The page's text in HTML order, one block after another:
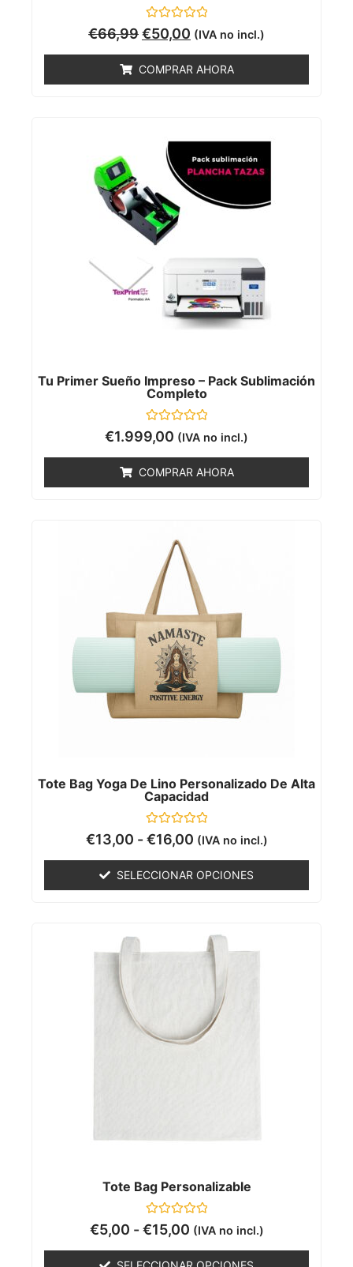
Valorado
con
5
€66,99€50,00 (IVA no incl.)
COMPRAR AHORA
Tu Primer Sueño Impreso – Pack Sublimación
Completo
Valorado
con
5
€1.999,00 (IVA no incl.)
COMPRAR AHORA
Tote Bag Yoga De Lino Personalizado De Alta
Capacidad
Valorado
con
5
€13,00 - €16,00 (IVA no incl.)
SELECCIONAR OPCIONES
Tote Bag Personalizable
Valorado
con
€5,00 - €15,00 (IVA no incl.)